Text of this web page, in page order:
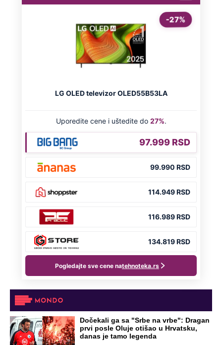
Dočekali ga sa "Srbe na vrbe": Dragan
prvi posle Oluje otišao u Hrvatsku,
danas je tamo legenda